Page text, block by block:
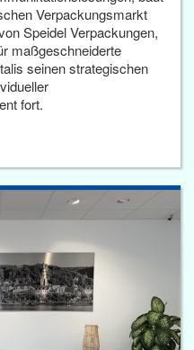
Verpackungsmarkt
Speidel Verpackungen,
maßgeschneiderte
seinen strategischen
fort.